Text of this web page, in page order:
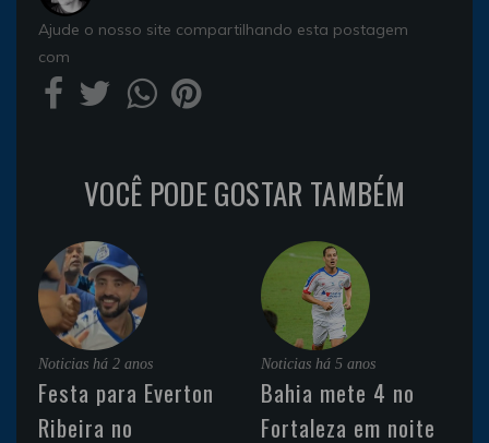
Ajude o nosso site compartilhando esta postagem
com
VOCÊ PODE GOSTAR TAMBÉM
Noticias há 2 anos
Festa para Everton
Ribeira no
Noticias há 5 anos
Bahia mete 4 no
Fortaleza em noite